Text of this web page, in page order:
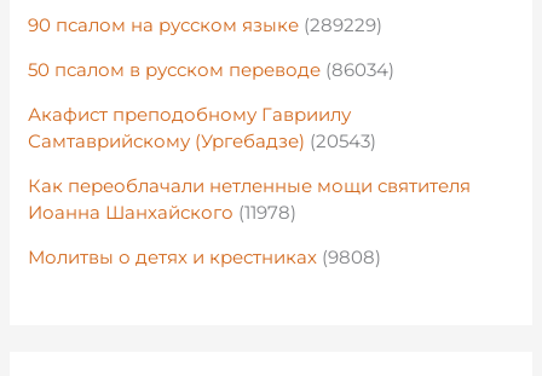
90 псалом на русском языке (289229)
50 псалом в русском переводе (86034)
Акафист преподобному Гавриилу
Самтаврийскому (Ургебадзе) (20543)
Как переоблачали нетленные мощи святителя
Иоанна Шанхайского (11978)
Молитвы о детях и крестниках (9808)